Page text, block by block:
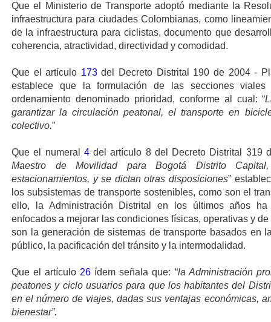
Que el Ministerio de Transporte adoptó mediante la
infraestructura para ciudades Colombianas, como
de la infraestructura para ciclistas, documento que
coherencia, atractividad, directividad y comodidad.
Que el artículo 173del Decreto Distrital 190 de 2004 -
establece que la formulación de las secciones
ordenamiento denominado prioridad, conforme al cual: “
garantizar la circulación peatonal, el transporte en
colectivo.”
Que el numeral 4del artículo 8 del Decreto Distrital 319
Maestro de Movilidad para Bogotá Distrito
estacionamientos, y se dictan otras disposiciones”
los subsistemas de transporte sostenibles, como son el
ello, la Administración Distrital en los últimos años
enfocados a mejorar las condiciones físicas, operativas y
son la generación de sistemas de transporte basados en
público, la pacificación del tránsito y la intermodalidad.
Que el artículo 26 ídem señala que: “la Administración
peatones y ciclo usuarios para que los habitantes del
en el número de viajes, dadas sus ventajas económicas,
bienestar”.